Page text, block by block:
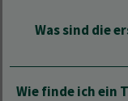
Was sind die
Wie finde ich ein